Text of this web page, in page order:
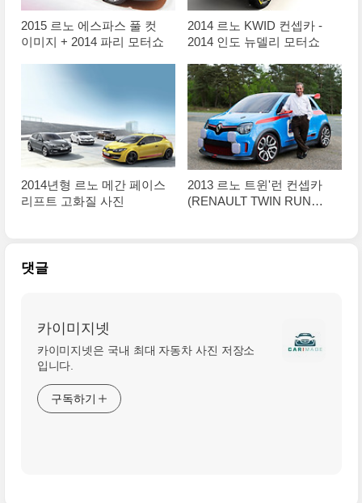
2015 르노 에스파스 풀 컷
이미지 + 2014 파리 모터쇼
2014 르노 KWID 컨셉카 -
2014 인도 뉴델리 모터쇼
2014년형 르노 메간 페이스
리프트 고화질 사진
2013 르노 트윈'런 컨셉카
(RENAULT TWIN RUN
댓글
카이미지넷
카이미지넷은 국내 최대 자동차 사진 저장소
입니다.
구독하기